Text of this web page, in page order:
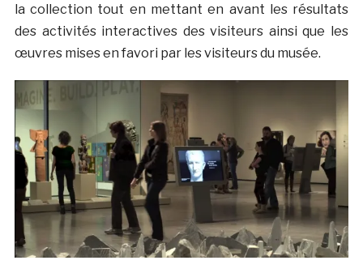
la collection tout en mettant en avant les résultats
des activités interactives des visiteurs ainsi que les
œuvres mises en favori par les visiteurs du musée.